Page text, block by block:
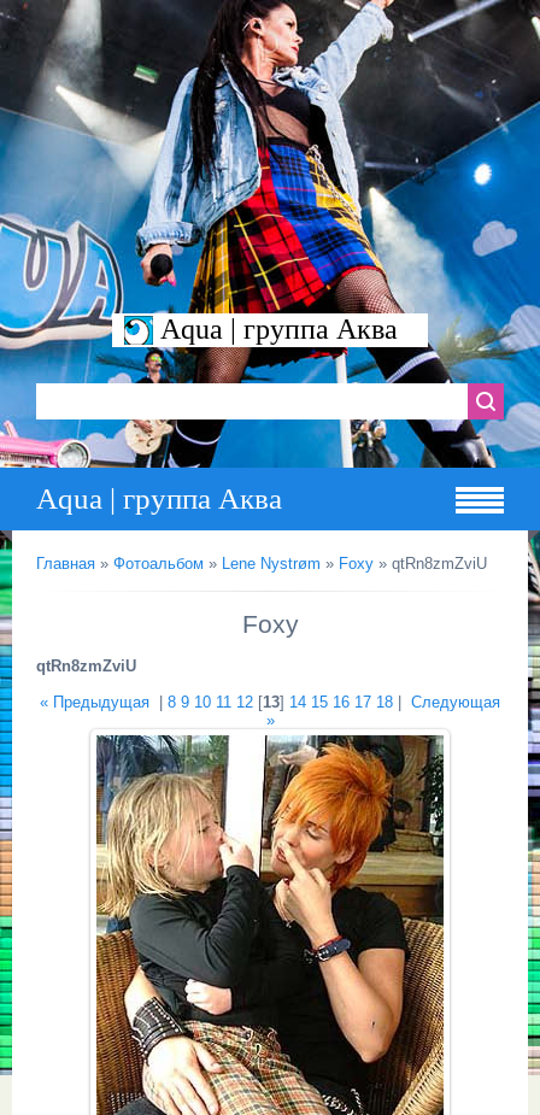
Aqua | группа Аква
Aqua | группа Аква
Главная » Фотоальбом » Lene Nystrøm » Foxy » qtRn8zmZviU
Foxy
qtRn8zmZviU
« Предыдущая
8 9 10 11 12 [13] 14 15 16 17 18
Следующая
»